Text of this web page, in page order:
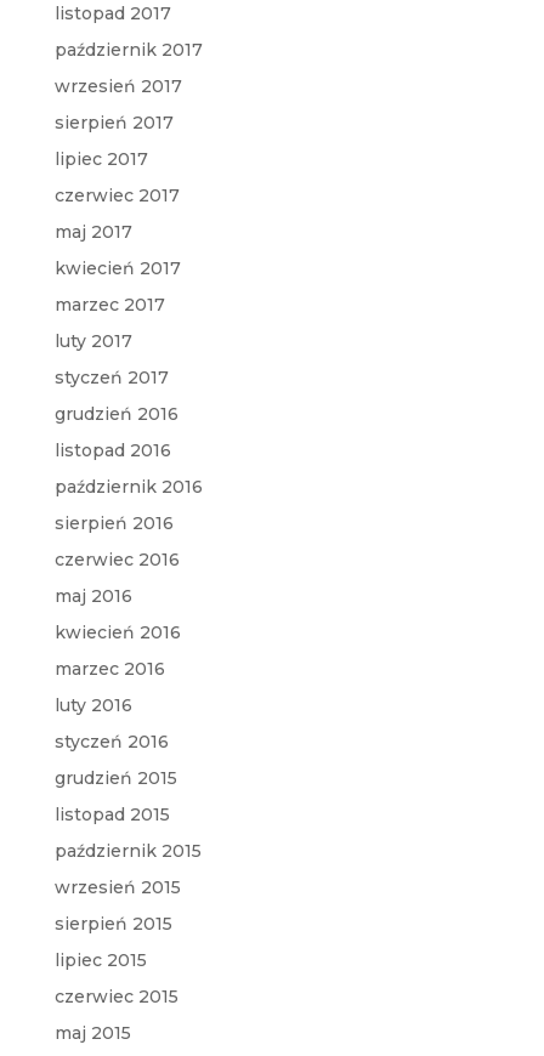
listopad 2017
październik 2017
wrzesień 2017
sierpień 2017
lipiec 2017
czerwiec 2017
maj 2017
kwiecień 2017
marzec 2017
luty 2017
styczeń 2017
grudzień 2016
listopad 2016
październik 2016
sierpień 2016
czerwiec 2016
maj 2016
kwiecień 2016
marzec 2016
luty 2016
styczeń 2016
grudzień 2015
listopad 2015
październik 2015
wrzesień 2015
sierpień 2015
lipiec 2015
czerwiec 2015
maj 2015